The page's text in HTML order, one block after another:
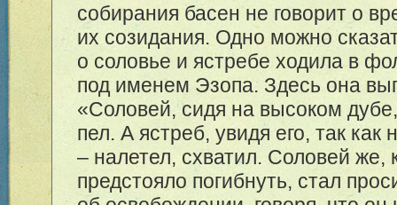
собирания басен не говорит о
их созидания. Одно можно
о соловье и ястребе ходила в
под именем Эзопа. Здесь она
«Соловей, сидя на высоком
пел. А ястреб, увидя его, так
– налетел, схватил. Соловей же,
предстояло погибнуть, стал